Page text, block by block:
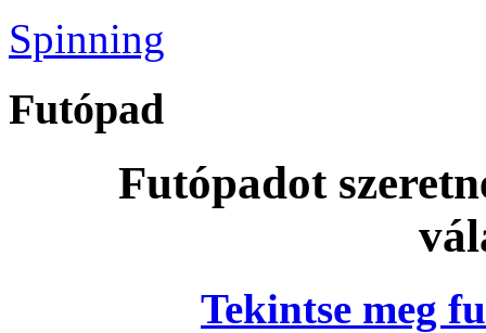
Spinning
Futópad
Futópadot
Tekintse meg